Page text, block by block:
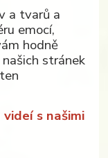
a tvarů a
emocí,
hodně
stránek
s našimi